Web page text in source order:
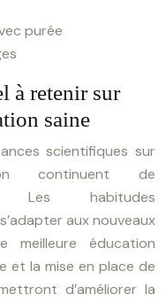
purée
à retenir sur
saine
scientifiques sur
continuent de
Les habitudes
aux nouveaux
meilleure éducation
et la mise en place de
d’améliorer la